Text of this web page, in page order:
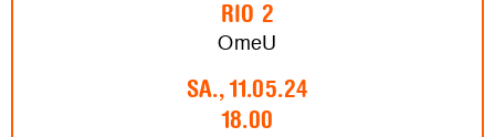
RIO 2
OmeU
SA., 11.05.24
18.00